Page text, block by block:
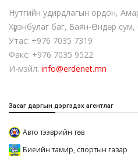
Нутгийн удирдлагын ордон,
Хүрэнбулаг баг, Баян-Өндөр
Утас: +976 7035 7319
Факс: +976 7035 9522
И-мэйл: info@erdenet.mn
Засаг даргын дэргэдэх агентлаг
Авто тээврийн төв
Биеийн тамир, спортын газар